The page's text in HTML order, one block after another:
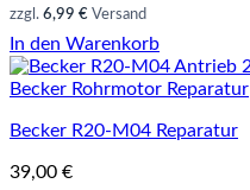
zzgl. 6,99 € Versand
In den Warenkorb
Becker Rohrmotor Reparatur
Becker R20-M04 Reparatur
39,00 €